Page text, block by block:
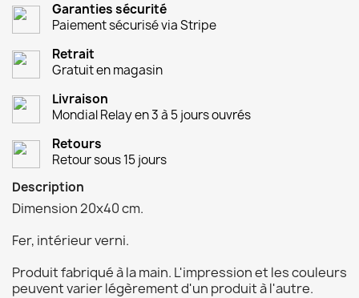
Garanties sécurité
Paiement sécurisé via Stripe
Retrait
Gratuit en magasin
Livraison
Mondial Relay en 3 à 5 jours ouvrés
Retours
Retour sous 15 jours
Description
Dimension 20x40 cm.
Fer, intérieur verni.
Produit fabriqué à la main. L'impression et les couleurs
peuvent varier légèrement d'un produit à l'autre.